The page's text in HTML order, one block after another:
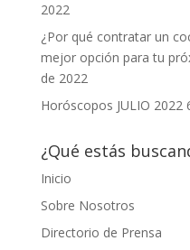
2022
¿Por qué contratar un
mejor opción para tu
de 2022
Horóscopos JULIO 2022
¿Qué estás
Inicio
Sobre Nosotros
Directorio de Prensa